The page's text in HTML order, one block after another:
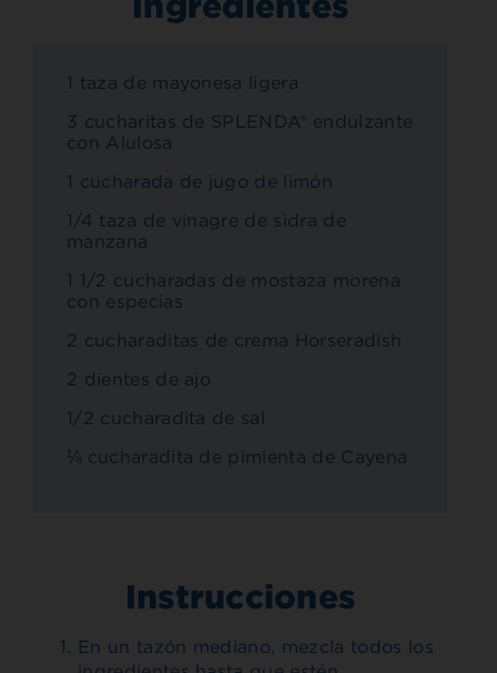
1 taza de mayonesa ligera
3 cucharitas de SPLENDA® endulzante
con Alulosa
1 cucharada de jugo de limón
1/4 taza de vinagre de sidra de
manzana
1 1/2 cucharadas de mostaza morena
con especias
2 cucharaditas de crema Horseradish
2 dientes de ajo
1/2 cucharadita de sal
⅛ cucharadita de pimienta de Cayena
Instrucciones
En un tazón mediano, mezcla todos los